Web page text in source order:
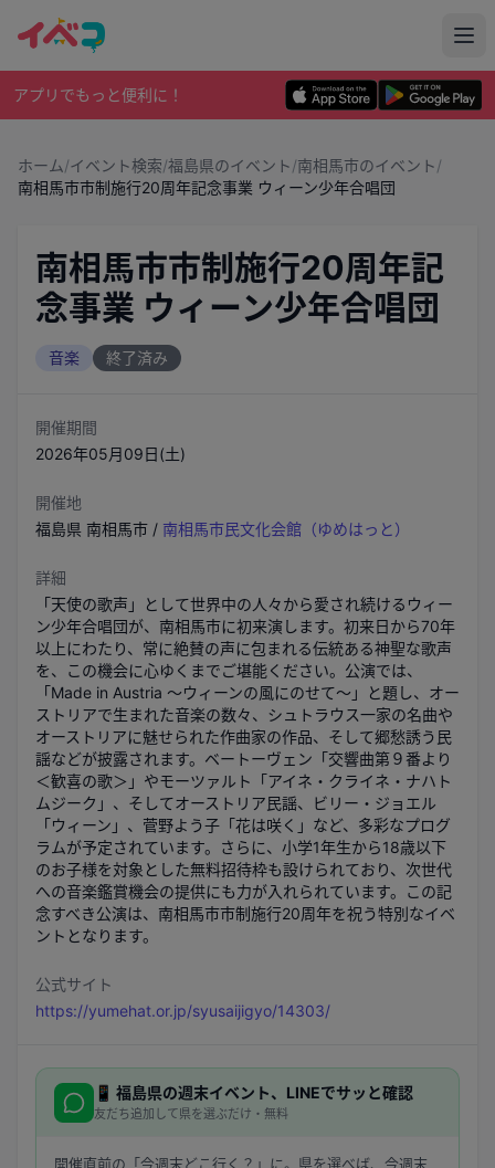
アプリでもっと便利に！
ホーム/イベント検索/福島県のイベント/南相馬市のイベント/
南相馬市市制施行20周年記念事業 ウィーン少年合唱団
南相馬市市制施行20周年記
念事業 ウィーン少年合唱団
音楽 終了済み
開催期間
2026年05月09日(土)
開催地
福島県 南相馬市 / 南相馬市民文化会館（ゆめはっと）
詳細
「天使の歌声」として世界中の人々から愛され続けるウィー
ン少年合唱団が、南相馬市に初来演します。初来日から70年
以上にわたり、常に絶賛の声に包まれる伝統ある神聖な歌声
を、この機会に心ゆくまでご堪能ください。公演では、
「Made in Austria ～ウィーンの風にのせて～」と題し、オー
ストリアで生まれた音楽の数々、シュトラウス一家の名曲や
オーストリアに魅せられた作曲家の作品、そして郷愁誘う民
謡などが披露されます。ベートーヴェン「交響曲第９番より
＜歓喜の歌＞」やモーツァルト「アイネ・クライネ・ナハト
ムジーク」、そしてオーストリア民謡、ビリー・ジョエル
「ウィーン」、菅野よう子「花は咲く」など、多彩なプログ
ラムが予定されています。さらに、小学1年生から18歳以下
のお子様を対象とした無料招待枠も設けられており、次世代
への音楽鑑賞機会の提供にも力が入れられています。この記
念すべき公演は、南相馬市市制施行20周年を祝う特別なイベ
ントとなります。
公式サイト
https://yumehat.or.jp/syusaijigyo/14303/
📱 福島県の週末イベント、LINEでサッと確認
友だち追加して県を選ぶだけ・無料
開催直前の「今週末どこ行く？」に。県を選べば、今週末